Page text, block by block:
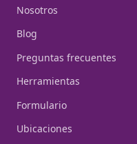
Nosotros
Blog
Preguntas frecuentes
Herramientas
Formulario
Ubicaciones